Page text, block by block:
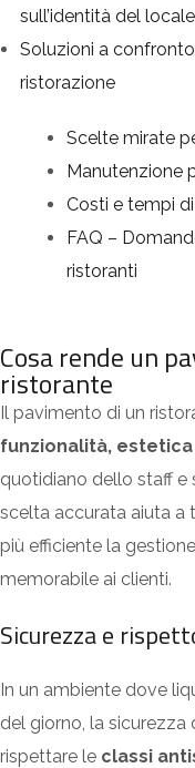
sull’identità del locale
Soluzioni a
ristorazione
Scelte mirate
Manutenzione
Costi e tempi
FAQ –
ristoranti
Cosa rende un
ristorante
Il pavimento di un
funzionalità,
quotidiano dello staff e
scelta accurata aiuta a
più efficiente la
memorabile ai clienti.
Sicurezza e
In un ambiente dove
del giorno, la
rispettare le classi